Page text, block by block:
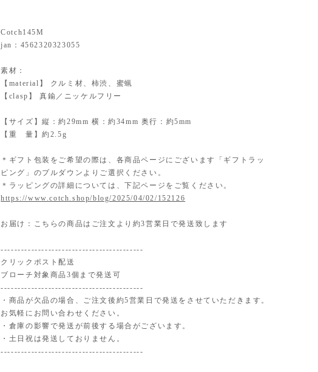
Cotch145M
jan：4562320323055
素材：
【material】 クルミ材、柿渋、蜜蝋
【clasp】 真鍮／ニッケルフリー
【サイズ】縦：約29mm 横：約34mm 奥行：約5mm
【重 量】約2.5g
＊ギフト包装をご希望の際は、各商品ページにございます「ギフトラッ
ピング」のプルダウンよりご選択ください。
＊ラッピングの詳細については、下記ページをご覧ください。
https://www.cotch.shop/blog/2025/04/02/152126
お届け：こちらの商品はご注文より約3営業日で発送致します
------------------------------------------
クリックポスト配送
ブローチ対象商品3個まで発送可
------------------------------------------
・商品が欠品の場合、ご注文後約5営業日で発送をさせていただきます。
お気軽にお問い合わせください。
・倉庫の影響で発送が前後する場合がございます。
・土日祝は発送しておりません。
------------------------------------------